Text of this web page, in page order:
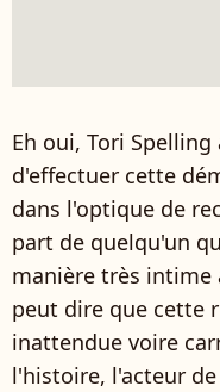
Eh oui, Tori
d'effectuer cette
dans l'optique de
part de quelqu'un
manière très intime
peut dire que cette
inattendue voire
l'histoire, l'acteur